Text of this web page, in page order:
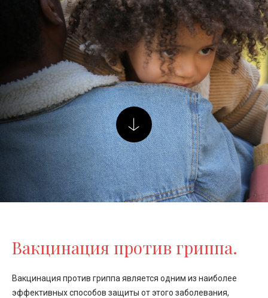
Вакцинация против гриппа.
Вакцинация против гриппа является одним из наиболее
эффективных способов защиты от этого заболевания,